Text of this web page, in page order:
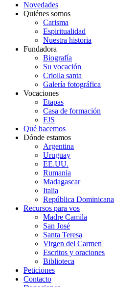
Novedades
Quiénes somos
Carisma
Espiritualidad
Nuestra historia
Fundadora
Biografía
Su vocación
Criolla santa
Galería fotográfica
Vocaciones
Etapas
Casa de formación
FJS
Qué hacemos
Dónde estamos
Argentina
Uruguay
EE.UU.
Rumania
Madagascar
Italia
República Dominicana
Recursos para vos
Madre Camila
San José
Santa Teresa
Virgen del Carmen
Escritos y oraciones
Biblioteca
Peticiones
Contacto